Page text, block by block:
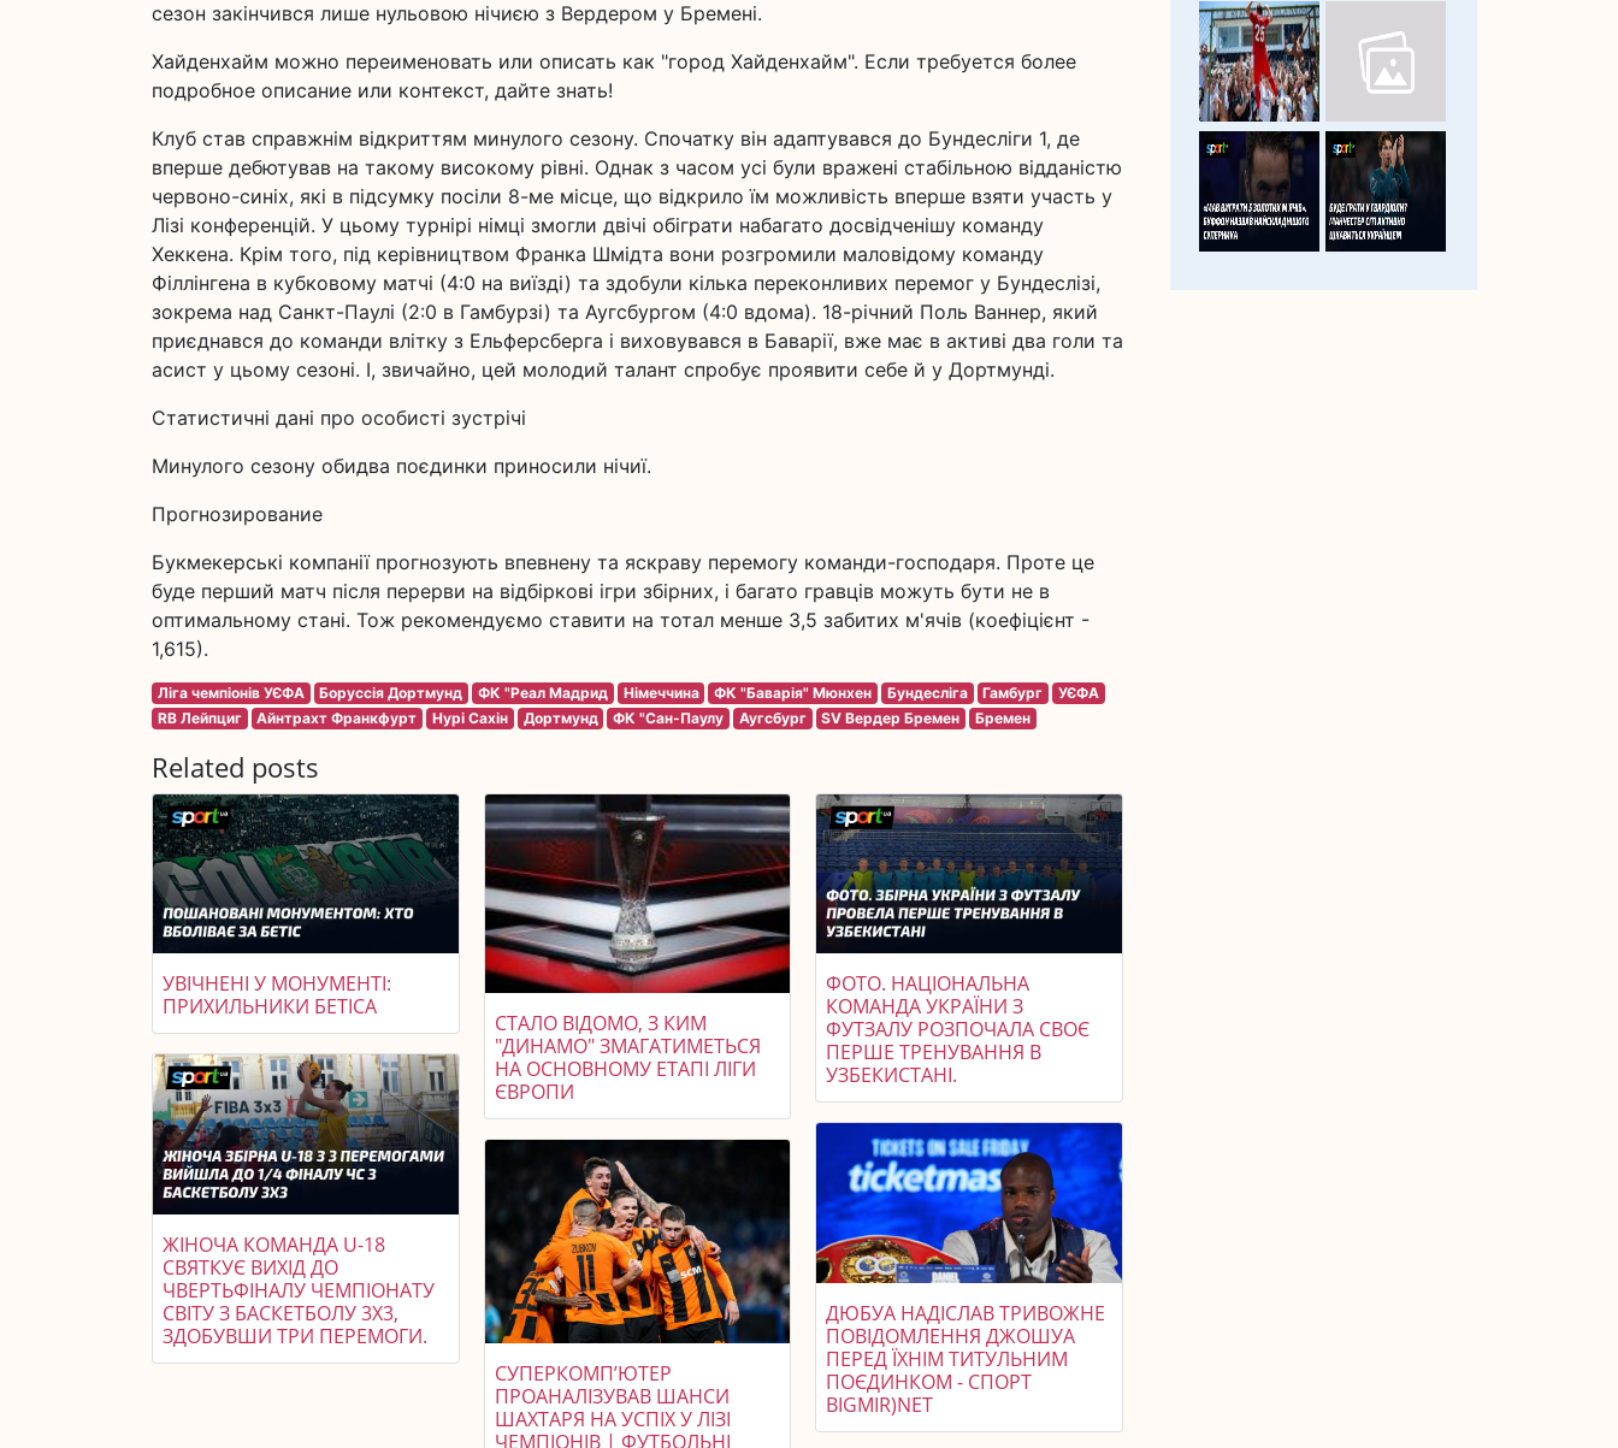
сезон закінчився лише нульовою нічиєю з Вердером у Бремені.
Хайденхайм можно переименовать или описать как "город Хайденхайм". Если требуется более
подробное описание или контекст, дайте знать!
Клуб став справжнім відкриттям минулого сезону. Спочатку він адаптувався до Бундесліги 1, де
вперше дебютував на такому високому рівні. Однак з часом усі були вражені стабільною відданістю
червоно-синіх, які в підсумку посіли 8-ме місце, що відкрило їм можливість вперше взяти участь у
Лізі конференцій. У цьому турнірі німці змогли двічі обіграти набагато досвідченішу команду
Хеккена. Крім того, під керівництвом Франка Шмідта вони розгромили маловідому команду
Філлінгена в кубковому матчі (4:0 на виїзді) та здобули кілька переконливих перемог у Бундеслізі,
зокрема над Санкт-Паулі (2:0 в Гамбурзі) та Аугсбургом (4:0 вдома). 18-річний Поль Ваннер, який
приєднався до команди влітку з Ельферсберга і виховувався в Баварії, вже має в активі два голи та
асист у цьому сезоні. І, звичайно, цей молодий талант спробує проявити себе й у Дортмунді.
Статистичні дані про особисті зустрічі
Минулого сезону обидва поєдинки приносили нічиї.
Прогнозирование
Букмекерські компанії прогнозують впевнену та яскраву перемогу команди-господаря. Проте це
буде перший матч після перерви на відбіркові ігри збірних, і багато гравців можуть бути не в
оптимальному стані. Тож рекомендуємо ставити на тотал менше 3,5 забитих м'ячів (коефіцієнт -
1,615).
Ліга чемпіонів УЄФА Боруссія Дортмунд ФК "Реал Мадрид Німеччина ФК "Баварія" Мюнхен Бундесліга Гамбург
УЄФА
RB Лейпциг
Айнтрахт Франкфурт Нурі Сахін Дортмунд ФК "Сан-Паулу Аугсбург SV Вердер Бремен Бремен
Related posts
УВІЧНЕНІ У МОНУМЕНТІ:
ПРИХИЛЬНИКИ БЕТІСА
ЖІНОЧА КОМАНДА U-18
СВЯТКУЄ ВИХІД ДО
ЧВЕРТЬФІНАЛУ ЧЕМПІОНАТУ
СВІТУ З БАСКЕТБОЛУ 3X3,
ЗДОБУВШИ ТРИ ПЕРЕМОГИ.
СТАЛО ВІДОМО, З КИМ
"ДИНАМО" ЗМАГАТИМЕТЬСЯ
НА ОСНОВНОМУ ЕТАПІ ЛІГИ
ЄВРОПИ
СУПЕРКОМП’ЮТЕР
ПРОАНАЛІЗУВАВ ШАНСИ
ШАХТАРЯ НА УСПІХ У ЛІЗІ
ЧЕМПІОНІВ | ФУТБОЛЬНІ
ФОТО. НАЦІОНАЛЬНА
КОМАНДА УКРАЇНИ З
ФУТЗАЛУ РОЗПОЧАЛА СВОЄ
ПЕРШЕ ТРЕНУВАННЯ В
УЗБЕКИСТАНІ.
ДЮБУА НАДІСЛАВ ТРИВОЖНЕ
ПОВІДОМЛЕННЯ ДЖОШУА
ПЕРЕД ЇХНІМ ТИТУЛЬНИМ
ПОЄДИНКОМ - СПОРТ
BIGMIR)NET